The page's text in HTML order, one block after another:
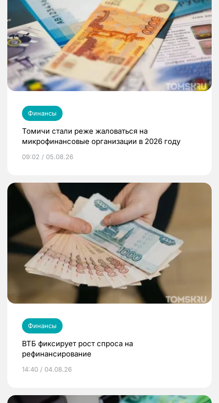
Финансы
Томичи стали реже жаловаться на
микрофинансовые организации в 2026 году
09:02 / 05.08.26
Финансы
ВТБ фиксирует рост спроса на
рефинансирование
14:40 / 04.08.26